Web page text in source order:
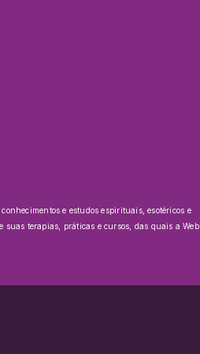
e estudos espirituais, esotéricos e
suas terapias, práticas e cursos, das quais a Web